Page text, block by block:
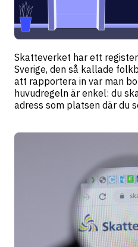
Skatteverket har ett
Sverige, den så kallade
att rapportera in var man
huvudregeln är enkel: du
adress som platsen där du